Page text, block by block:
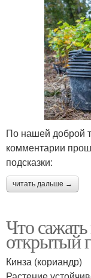
По нашей доброй
комментарии
подсказки:
читать дальше →
Что сажать
открытый
Кинза (кориандр)